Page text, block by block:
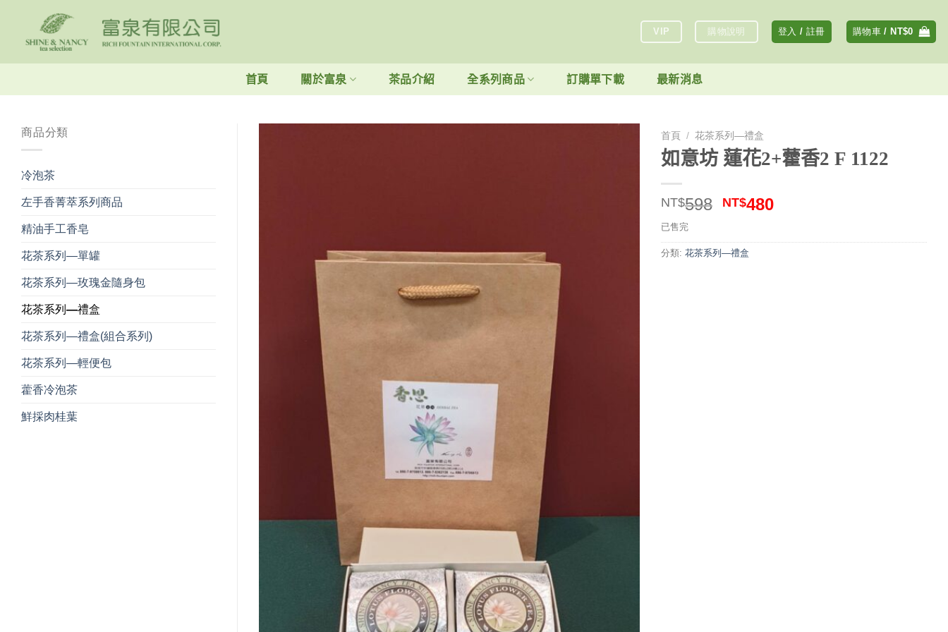
content
VIP 購物說明 登入 / 註冊 購物車 / NT$0
首頁 關於富泉 茶品介紹 全系列商品 訂購單下載 最新消息
商品分類
冷泡茶
左手香菁萃系列商品
精油手工香皂
花茶系列—單罐
花茶系列—玫瑰金隨身包
花茶系列—禮盒
花茶系列—禮盒(組合系列)
花茶系列—輕便包
藿香冷泡茶
鮮採肉桂葉
首頁 / 花茶系列—禮盒
如意坊 蓮花2+藿香2 F 1122
NT$598 原
價
格：
NT$480目
價
已售完
分類: 花茶系列—禮盒